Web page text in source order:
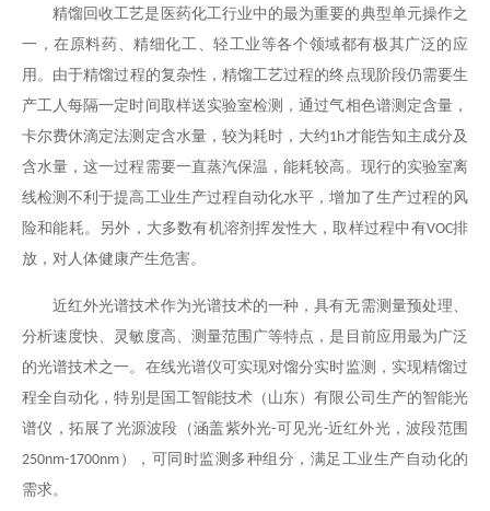
精馏回收工艺是医药化工行业中的最为重要的典型单元操作之
一，在原料药、精细化工、轻工业等各个领域都有极其广泛的应
用。由于精馏过程的复杂性， 精馏工艺过程的终点现阶段仍需要生
产工人每隔一定时间取样送实验室检测 ，通过气相色谱测定含量，
卡尔费休滴定法测定含水量，较为耗时 ， 大约1h才能告知主成分及
含水量，这一过程需要一直蒸汽保温，能耗较高。 现行的实验室离
线检测不利于提高工业生产过程自动化水平，增加了生产过程的风
险和能耗。 另外，大多数有机溶剂挥发性大，取样过程中有VOC排
放，对人体健康产生危害。
近红外光谱技术作为光谱技术的一种，具有无需测量预处理、
分析速度快、灵敏度高、测量范围广等特点，是目前应用最为广泛
的光谱技术之一。 在线光谱仪可实现对馏分实时监测 ，实现精馏过
程全自动化 ，特别是国工智能技术（山东）有限公司生产的智能光
谱仪，拓展了光源波段（涵盖紫外光-可见光-近红外光，波段范围
250nm-1700nm ），可同时监测多种组分，满足 工业生产自动化的
需求。